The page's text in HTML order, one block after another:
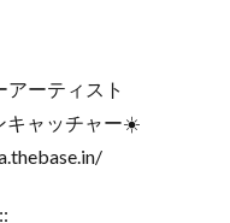
ーティスト
キャッチャー☀️